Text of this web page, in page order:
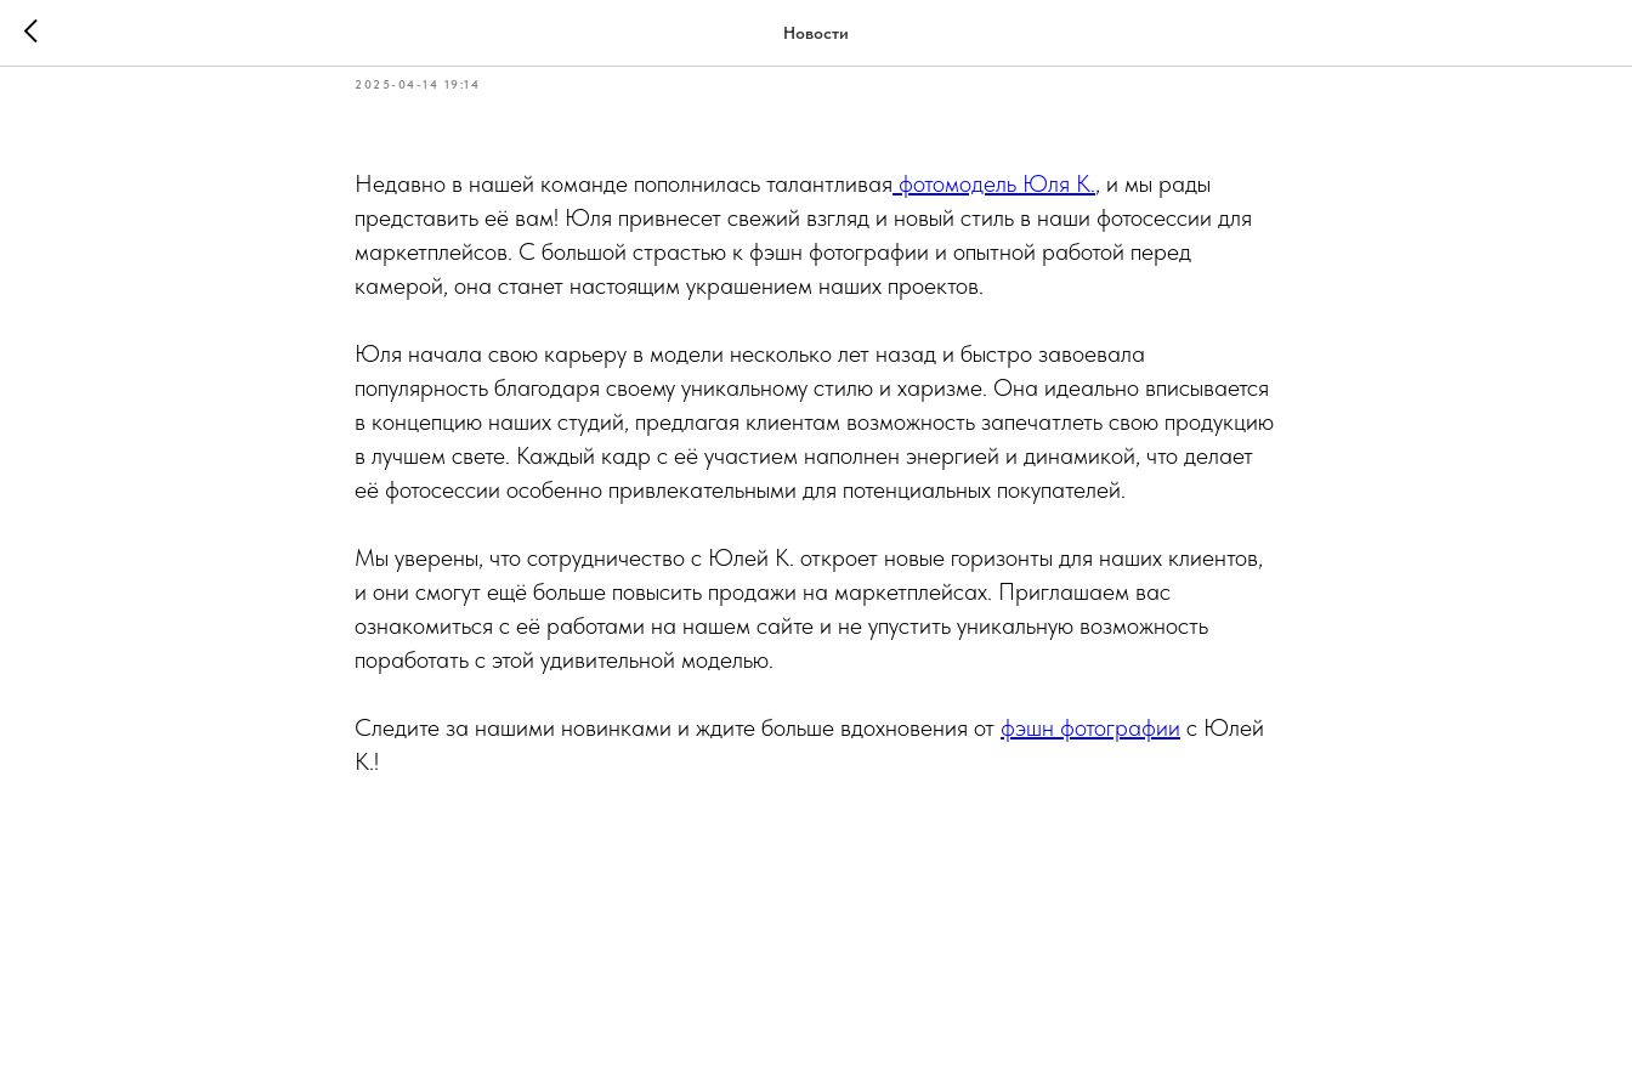
Новости
Новая фотомодель Юля К. в Сети Студий!
2025-04-14 19:14
Недавно в нашей команде пополнилась талантливая фотомодель Юля К., и мы рады
представить её вам! Юля привнесет свежий взгляд и новый стиль в наши фотосессии для
маркетплейсов. С большой страстью к фэшн фотографии и опытной работой перед
камерой, она станет настоящим украшением наших проектов.
Юля начала свою карьеру в модели несколько лет назад и быстро завоевала
популярность благодаря своему уникальному стилю и харизме. Она идеально вписывается
в концепцию наших студий, предлагая клиентам возможность запечатлеть свою продукцию
в лучшем свете. Каждый кадр с её участием наполнен энергией и динамикой, что делает
её фотосессии особенно привлекательными для потенциальных покупателей.
Мы уверены, что сотрудничество с Юлей К. откроет новые горизонты для наших клиентов,
и они смогут ещё больше повысить продажи на маркетплейсах. Приглашаем вас
ознакомиться с её работами на нашем сайте и не упустить уникальную возможность
поработать с этой удивительной моделью.
Следите за нашими новинками и ждите больше вдохновения от фэшн фотографии с Юлей
К.!